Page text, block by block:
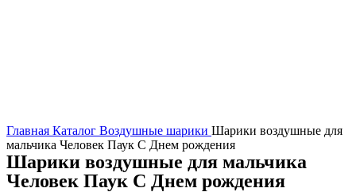
Главная Каталог Воздушные шарики Шарики воздушные для
мальчика Человек Паук С Днем рождения
Шарики воздушные для мальчика
Человек Паук С Днем рождения